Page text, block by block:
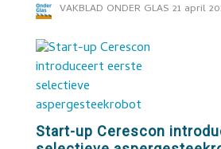
VAKBLAD ONDER GLAS 21 april
Start-up Cerescon